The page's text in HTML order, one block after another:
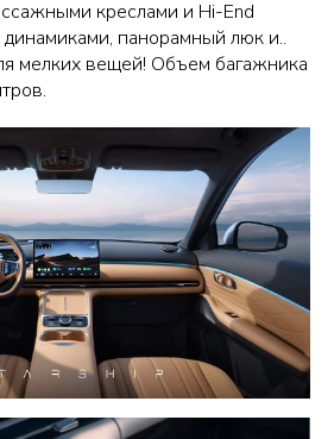
креслами и Hi-End
панорамный люк и..
мелких вещей! Объем багажника